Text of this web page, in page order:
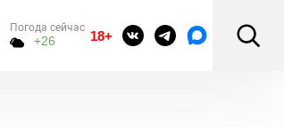
Погода сейчас
+26 18+